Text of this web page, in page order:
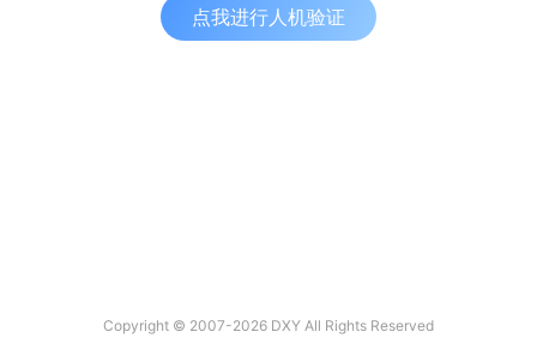
点我进行人机验证
Copyright © 2007-2026 DXY All Rights Reserved